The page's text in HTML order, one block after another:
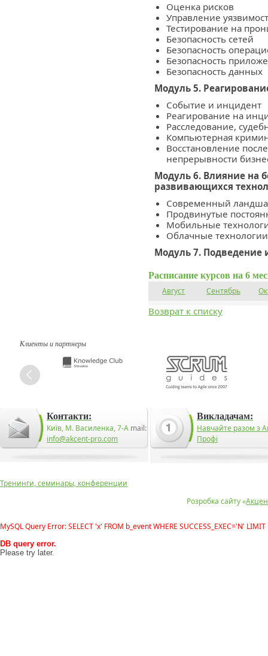
Оценка рисков
Управление
Тестирование на
Безопасность сетей
Безопасность
Безопасность
Безопасность данных
Модуль 5.
Событие и инцидент
Реагирование на
Расследование,
Компьютерная
Восстановление
непрерывности
Модуль 6. Влияние на
развивающихся
Современный
Продвинутые
Мобильные
Облачные
Модуль 7. Подведение
Расписание курсов на 6
Август Сентябрь
Возврат к списку
Клиенты и партнеры
Контакти:
Київ, М. Василенка, 7-А mail:
info@akcent-pro.com
Викладачам:
Навчайте разом з
Профі
Розробка сайту «
Тренинги, семинары, конференции
MySQL Query Error: SELECT 'x' FROM b_event WHERE SUCCESS_EXEC='N' LIMIT
DB query error.
Please try later.